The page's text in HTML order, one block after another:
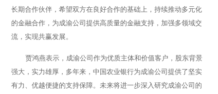
长期合作伙伴，希望双方在良好合作的基础上，持续推动多元化
的金融合作，为成渝公司提供高质量的金融支持，加强多领域交
流，实现共赢发展。
贾鸿燕表示，成渝公司作为优质主体和价值客户，股东背景
强大，实力雄厚，多年来，中国农业银行为成渝公司提供了坚实
有力、优越便捷的支持保障。未来将进一步深入研究成渝公司的